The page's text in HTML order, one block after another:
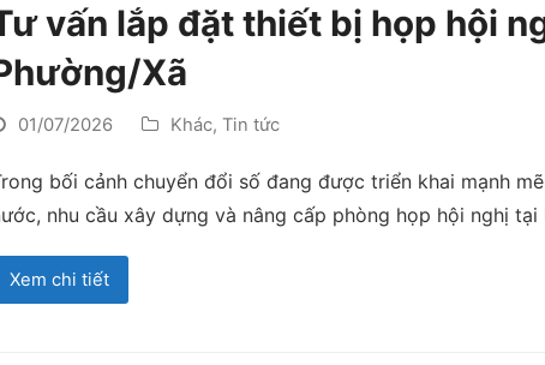
vấn lắp đặt thiết bị họp hội
Xã
01/07/2026 Khác, Tin tức
bối cảnh chuyển đổi số đang được triển khai mạnh
nhu cầu xây dựng và nâng cấp phòng họp hội nghị
Xem chi tiết